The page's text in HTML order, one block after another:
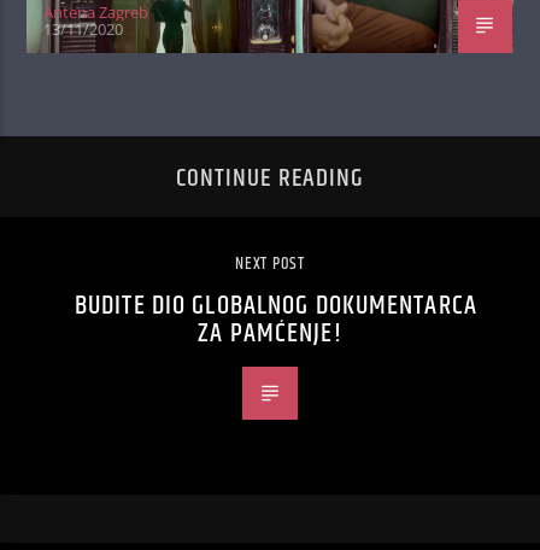
Antena Zagreb
13/11/2020
CONTINUE READING
NEXT POST
BUDITE DIO GLOBALNOG DOKUMENTARCA
ZA PAMĆENJE!